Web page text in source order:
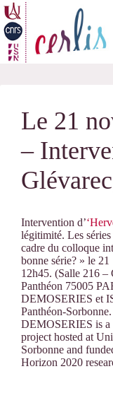
Passer
au
contenu
Le 21
–
Intervention d’
légitimité. Les
cadre du colloque
bonne série? » le
12h45. (Salle 216 –
Panthéon 75005
DEMOSERIES et
Panthéon-Sorbonne.
DEMOSERIES is a
project hosted at
Sorbonne and
Horizon 2020